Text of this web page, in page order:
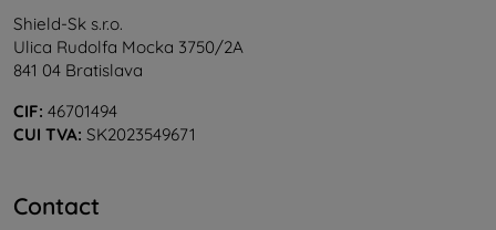
Shield-Sk s.r.o.
Ulica Rudolfa Mocka 3750/2A
841 04 Bratislava
CIF: 46701494
CUI TVA: SK2023549671
Contact